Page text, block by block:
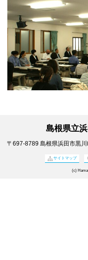
島根県立
〒697-8789 島根県浜田市黒
サイトマップ
(c)